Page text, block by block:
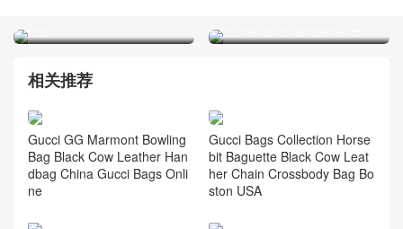
相关推荐
Gucci GG Marmont Bowling
Bag Black Cow Leather Han
dbag China Gucci Bags Onli
ne
Gucci Bags Collection Horse
bit Baguette Black Cow Leat
her Chain Crossbody Bag Bo
ston USA